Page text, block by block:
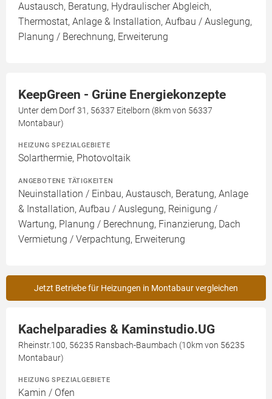
Austausch, Beratung, Hydraulischer Abgleich,
Thermostat, Anlage & Installation, Aufbau / Auslegung,
Planung / Berechnung, Erweiterung
KeepGreen - Grüne Energiekonzepte
Unter dem Dorf 31, 56337 Eitelborn (8km von 56337
Montabaur)
HEIZUNG SPEZIALGEBIETE
Solarthermie, Photovoltaik
ANGEBOTENE TÄTIGKEITEN
Neuinstallation / Einbau, Austausch, Beratung, Anlage
& Installation, Aufbau / Auslegung, Reinigung /
Wartung, Planung / Berechnung, Finanzierung, Dach
Vermietung / Verpachtung, Erweiterung
Jetzt Betriebe für Heizungen in Montabaur vergleichen
Kachelparadies & Kaminstudio.UG
Rheinstr.100, 56235 Ransbach-Baumbach (10km von 56235
Montabaur)
HEIZUNG SPEZIALGEBIETE
Kamin / Ofen